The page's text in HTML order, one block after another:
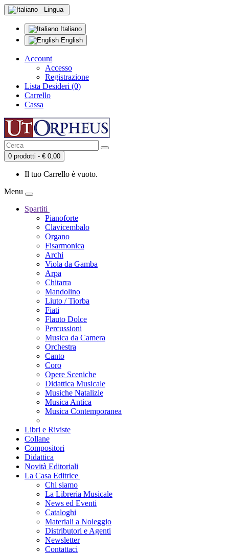
Lingua
Italiano
English
Account
Accesso
Registrazione
Lista Desideri (0)
Carrello
Cassa
0 prodotti - € 0,00
Il tuo Carrello è vuoto.
Menu
Spartiti
Pianoforte
Clavicembalo
Organo
Fisarmonica
Archi
Viola da Gamba
Arpa
Chitarra
Mandolino
Liuto / Tiorba
Fiati
Flauto Dolce
Percussioni
Musica da Camera
Orchestra
Canto
Coro
Opere Sceniche
Didattica Musicale
Musiche Natalizie
Musica Antica
Musica Contemporanea
Libri e Riviste
Collane
Compositori
Didattica
Novità Editoriali
La Casa Editrice
Chi siamo
La Libreria Musicale
News ed Eventi
Cataloghi
Materiali a Noleggio
Distributori e Agenti
Newsletter
Contattaci